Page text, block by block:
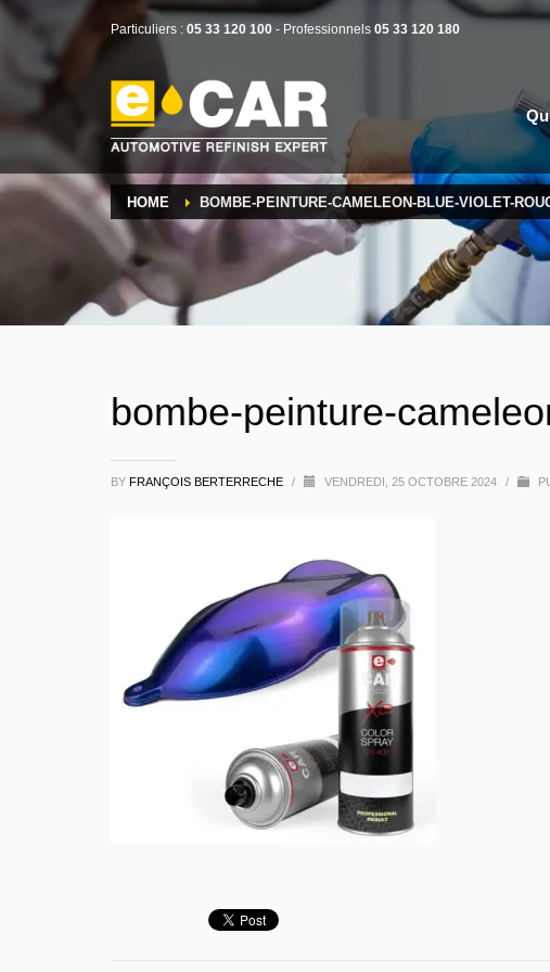
Particuliers : 05 33 120 100 - Professionnels 05 33 120 180
HOME BOMBE-PEINTURE-CAMELEON-BLUE-VIOLET-
bombe-peinture-
BY FRANÇOIS BERTERRECHE / VENDREDI, 25 OCTOBRE 2024 /